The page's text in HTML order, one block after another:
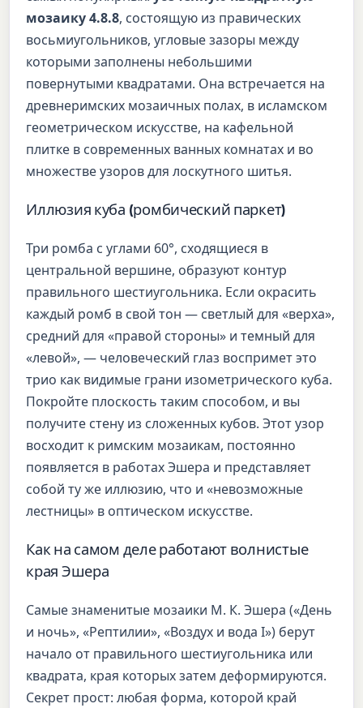
мозаику 4.8.8, состоящую из правических
восьмиугольников, угловые зазоры между
которыми заполнены небольшими
повернутыми квадратами. Она встречается на
древнеримских мозаичных полах, в исламском
геометрическом искусстве, на кафельной
плитке в современных ванных комнатах и во
множестве узоров для лоскутного шитья.
Иллюзия куба (ромбический паркет)
Три ромба с углами 60°, сходящиеся в
центральной вершине, образуют контур
правильного шестиугольника. Если окрасить
каждый ромб в свой тон — светлый для «верха»,
средний для «правой стороны» и темный для
«левой», — человеческий глаз воспримет это
трио как видимые грани изометрического куба.
Покройте плоскость таким способом, и вы
получите стену из сложенных кубов. Этот узор
восходит к римским мозаикам, постоянно
появляется в работах Эшера и представляет
собой ту же иллюзию, что и «невозможные
лестницы» в оптическом искусстве.
Как на самом деле работают волнистые
края Эшера
Самые знаменитые мозаики М. К. Эшера («День
и ночь», «Рептилии», «Воздух и вода I») берут
начало от правильного шестиугольника или
квадрата, края которых затем деформируются.
Секрет прост: любая форма, которой край